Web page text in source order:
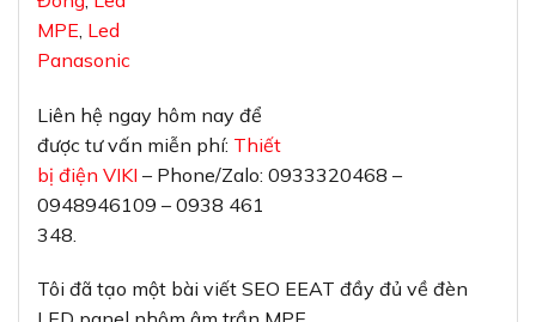
MPE Led
Panasonic
Liên hệ ngay hôm nay để
được tư vấn miễn phí: Thiết
bị điện VIKI – Phone/Zalo: 0933320468 –
0948946109 – 0938 461
348.
Tôi đã tạo một bài viết SEO EEAT đầy đủ về đèn